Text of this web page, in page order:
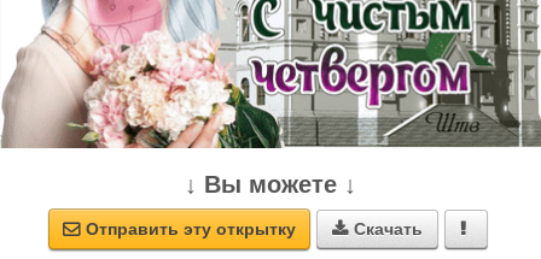
↓ Вы можете ↓
 Отправить эту открытку  Скачать 